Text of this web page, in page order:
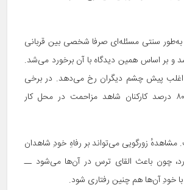
به‌طور سنتی مسئله‌ای صرفا شخصی بین قربانی
و بر اساس همین دیدگاه با آن برخورد می‌شد.
اغلب پیش چشم دیگران رخ می‌دهد. در برخی
سازمان‌ها بیش از ۸۰ درصد کارکنان شاهد مزاحمت در محل کار
مشاهدهٔ زورگویی می‌تواند بر رفاهِ خودِ شاهدان
چون باعث القای ترس در آن‌ها می‌شود ‌ــ‌
خودِ آن‌ها هم چنین رفتاری شود.